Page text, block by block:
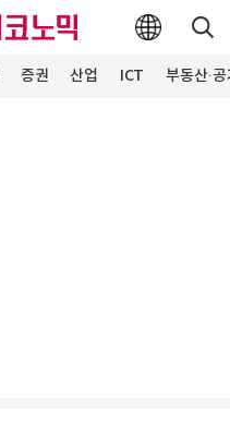
증권 산업 ICT 부동산·